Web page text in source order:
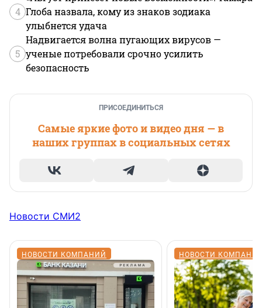
4 Глоба назвала, кому из знаков зодиака
улыбнется удача
5
Надвигается волна пугающих вирусов —
ученые потребовали срочно усилить
безопасность
ПРИСОЕДИНИТЬСЯ
Самые яркие фото и видео дня — в
наших группах в социальных сетях
Новости СМИ2
НОВОСТИ КОМПАНИЙ НОВОСТИ